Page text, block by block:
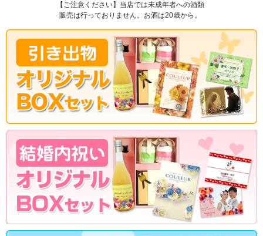
【ご注意ください】当店では未成年者への酒類
販売は行っておりません。お酒は20歳から。